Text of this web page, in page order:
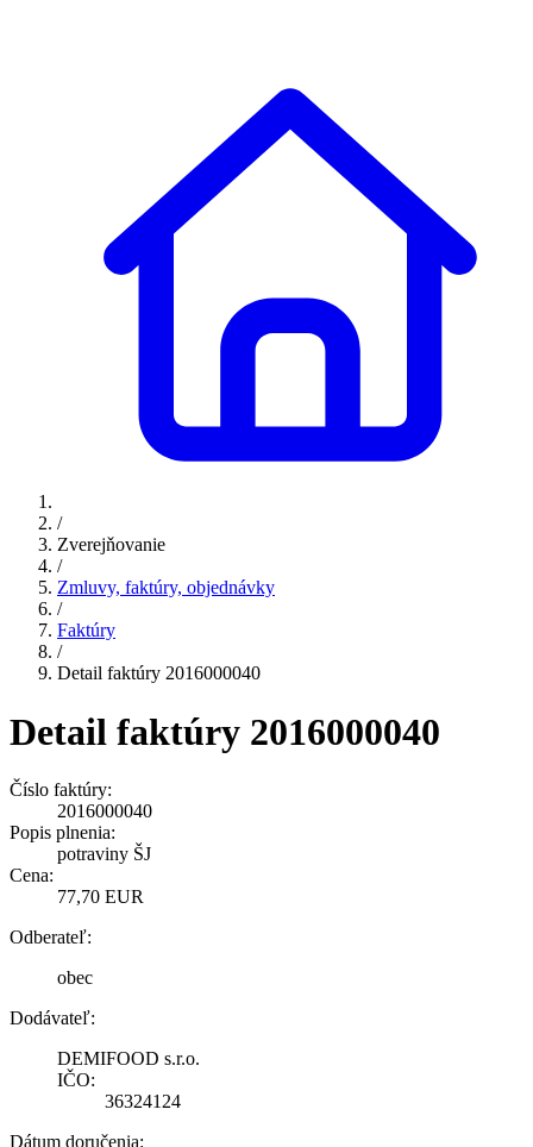
/
Zverejňovanie
/
Zmluvy, faktúry, objednávky
/
Faktúry
/
Detail faktúry 2016000040
Detail faktúry 2016000040
Číslo faktúry:
2016000040
Popis plnenia:
potraviny ŠJ
Cena:
77,70 EUR
Odberateľ:
obec
Dodávateľ:
DEMIFOOD s.r.o.
IČO:
36324124
Dátum doručenia: